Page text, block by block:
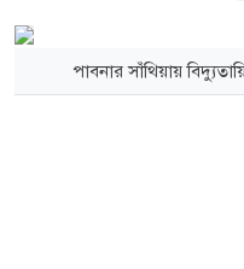
পাবনার সাঁথিয়ায়